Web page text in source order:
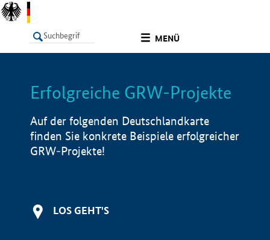
MENÜ
LISTE Info
Erfolgreiche GRW-Projekte
Auf der folgenden Deutschlandkarte
finden Sie konkrete Beispiele erfolgreicher
GRW-Projekte!
LOS GEHT'S